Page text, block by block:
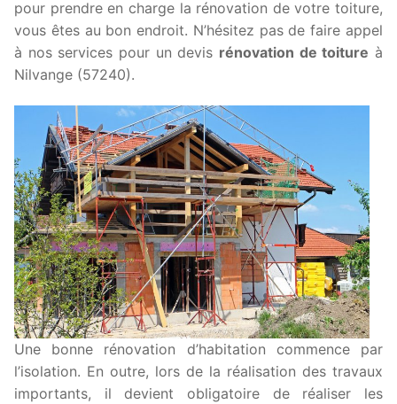
pour prendre en charge la rénovation de votre toiture,
vous êtes au bon endroit. N’hésitez pas de faire appel
à nos services pour un devis rénovation de toiture à
Nilvange (57240).
Une bonne rénovation d’habitation commence par
l’isolation. En outre, lors de la réalisation des travaux
importants, il devient obligatoire de réaliser les